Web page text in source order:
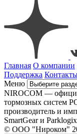
Главная О компании
Поддержка
Меню
NIROCOM —
тормозных систем
производитель и
SmartGear и
© ООО "Нироком"